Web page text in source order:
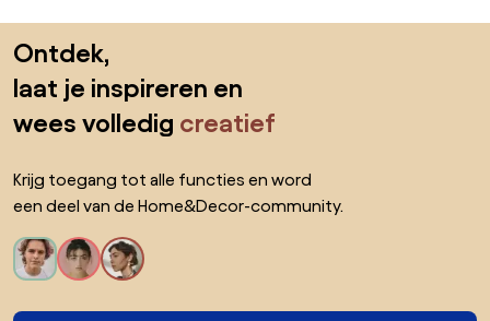
Ontdek,
laat je inspireren en
wees volledig creatief
Krijg toegang tot alle functies en word
een deel van de Home&Decor-community.